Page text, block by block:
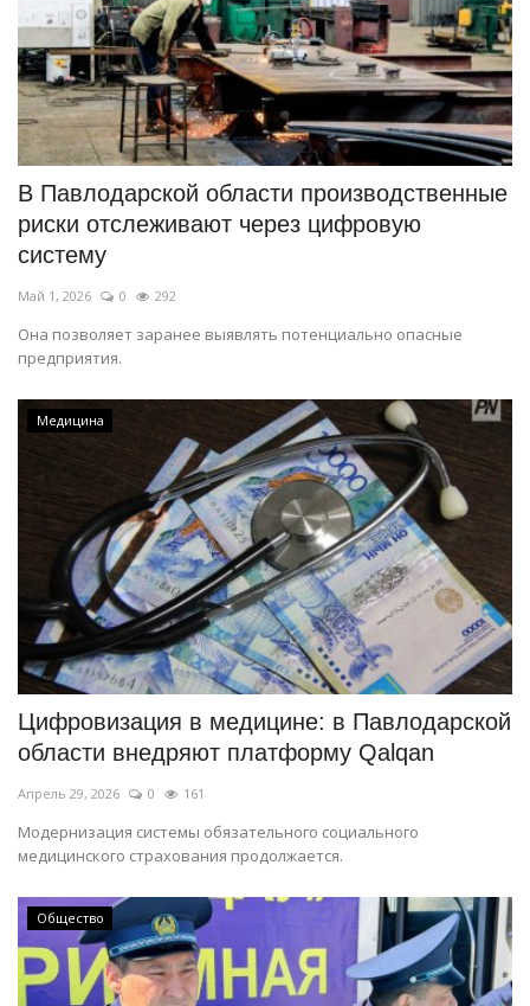
В Павлодарской области производственные
риски отслеживают через цифровую
систему
Май 1, 2026 0 292
Она позволяет заранее выявлять потенциально опасные
предприятия.
Медицина
Цифровизация в медицине: в Павлодарской
области внедряют платформу Qalqan
Апрель 29, 2026 0 161
Модернизация системы обязательного социального
медицинского страхования продолжается.
Общество